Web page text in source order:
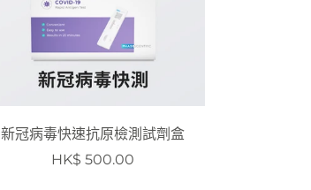
新冠病毒快速抗原檢測試劑盒
HK$ 500.00